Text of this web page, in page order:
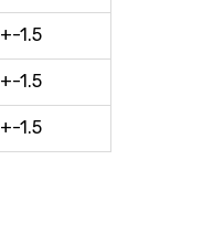
+-1.5
+-1.5
+-1.5